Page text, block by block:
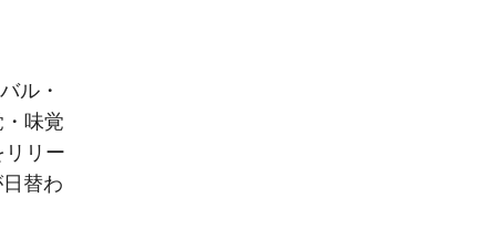
ル・
味覚
リー
替わ